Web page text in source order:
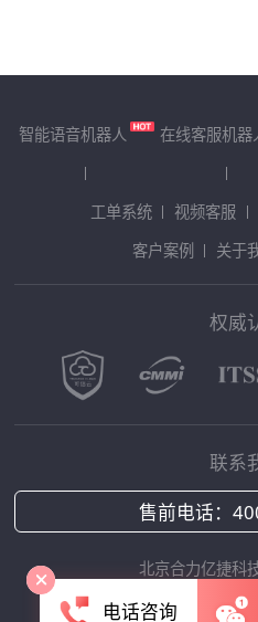
智能语音机器人 在线客服机器
工单系统
视频客服
客户案例
关于
权威
联系
售前电话：
北京合力亿捷科
Copyright © 2025
电话咨询